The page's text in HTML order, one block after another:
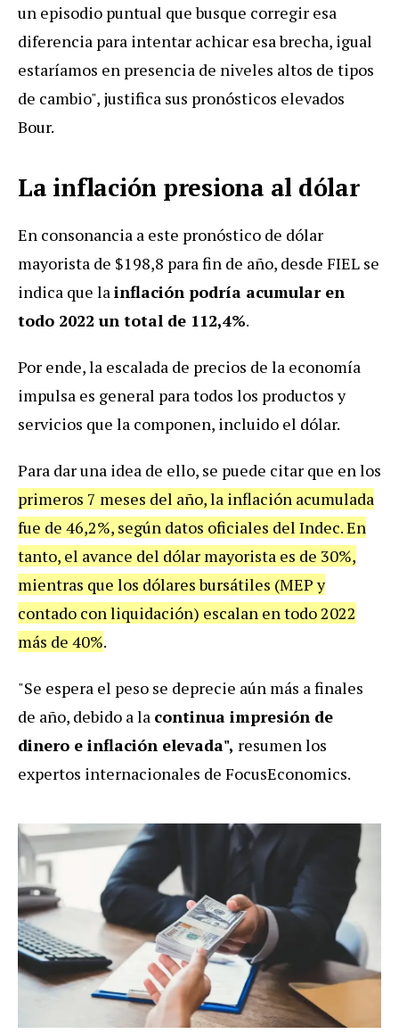
un episodio puntual que busque corregir esa
diferencia para intentar achicar esa brecha, igual
estaríamos en presencia de niveles altos de tipos
de cambio", justifica sus pronósticos elevados
Bour.
La inflación presiona al dólar
En consonancia a este pronóstico de dólar
mayorista de $198,8 para fin de año, desde FIEL se
indica que la inflación podría acumular en
todo 2022 un total de 112,4%.
Por ende, la escalada de precios de la economía
impulsa es general para todos los productos y
servicios que la componen, incluido el dólar.
Para dar una idea de ello, se puede citar que en los
primeros 7 meses del año, la inflación acumulada
fue de 46,2%, según datos oficiales del Indec. En
tanto, el avance del dólar mayorista es de 30%,
mientras que los dólares bursátiles (MEP y
contado con liquidación) escalan en todo 2022
más de 40%.
"Se espera el peso se deprecie aún más a finales
de año, debido a la continua impresión de
dinero e inflación elevada", resumen los
expertos internacionales de FocusEconomics.